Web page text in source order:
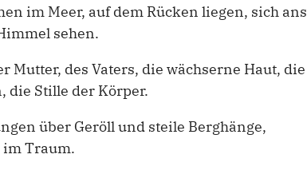
im Meer, auf dem Rücken liegen, sich ans
sehen.
Mutter, des Vaters, die wächserne Haut, die
die Stille der Körper.
über Geröll und steile Berghänge,
im Traum.